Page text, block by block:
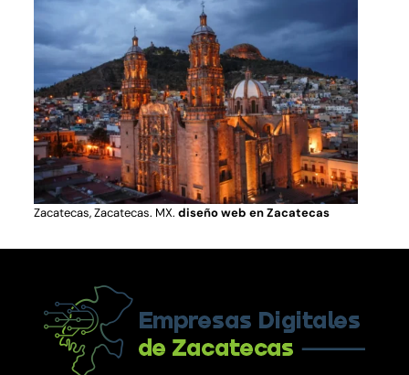
Zacatecas, Zacatecas. MX. diseño web en Zacatecas